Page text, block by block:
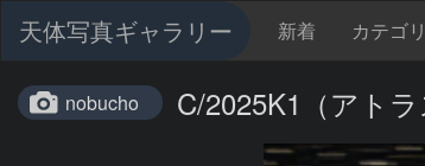
天体写真ギャラリー 新着 カテゴ
nobucho C/2025K1（アト